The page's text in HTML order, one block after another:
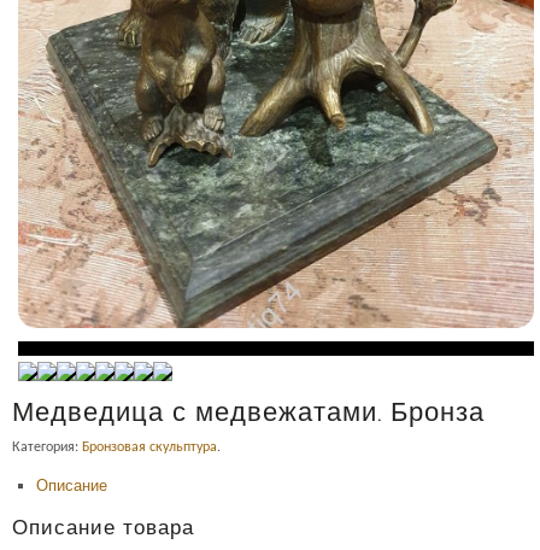
Медведица с медвежатами. Бронза
Категория: Бронзовая скульптура.
Описание
Описание товара